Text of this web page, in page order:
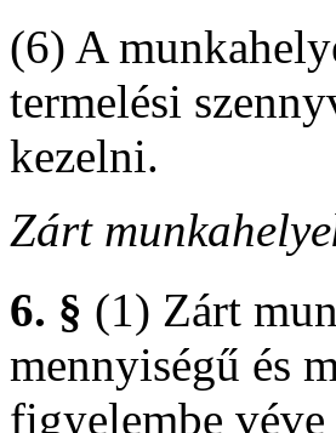
(6) A
termelési
kezelni.
Zárt
6. § (1) Zárt
mennyiségű és
figyelembe véve